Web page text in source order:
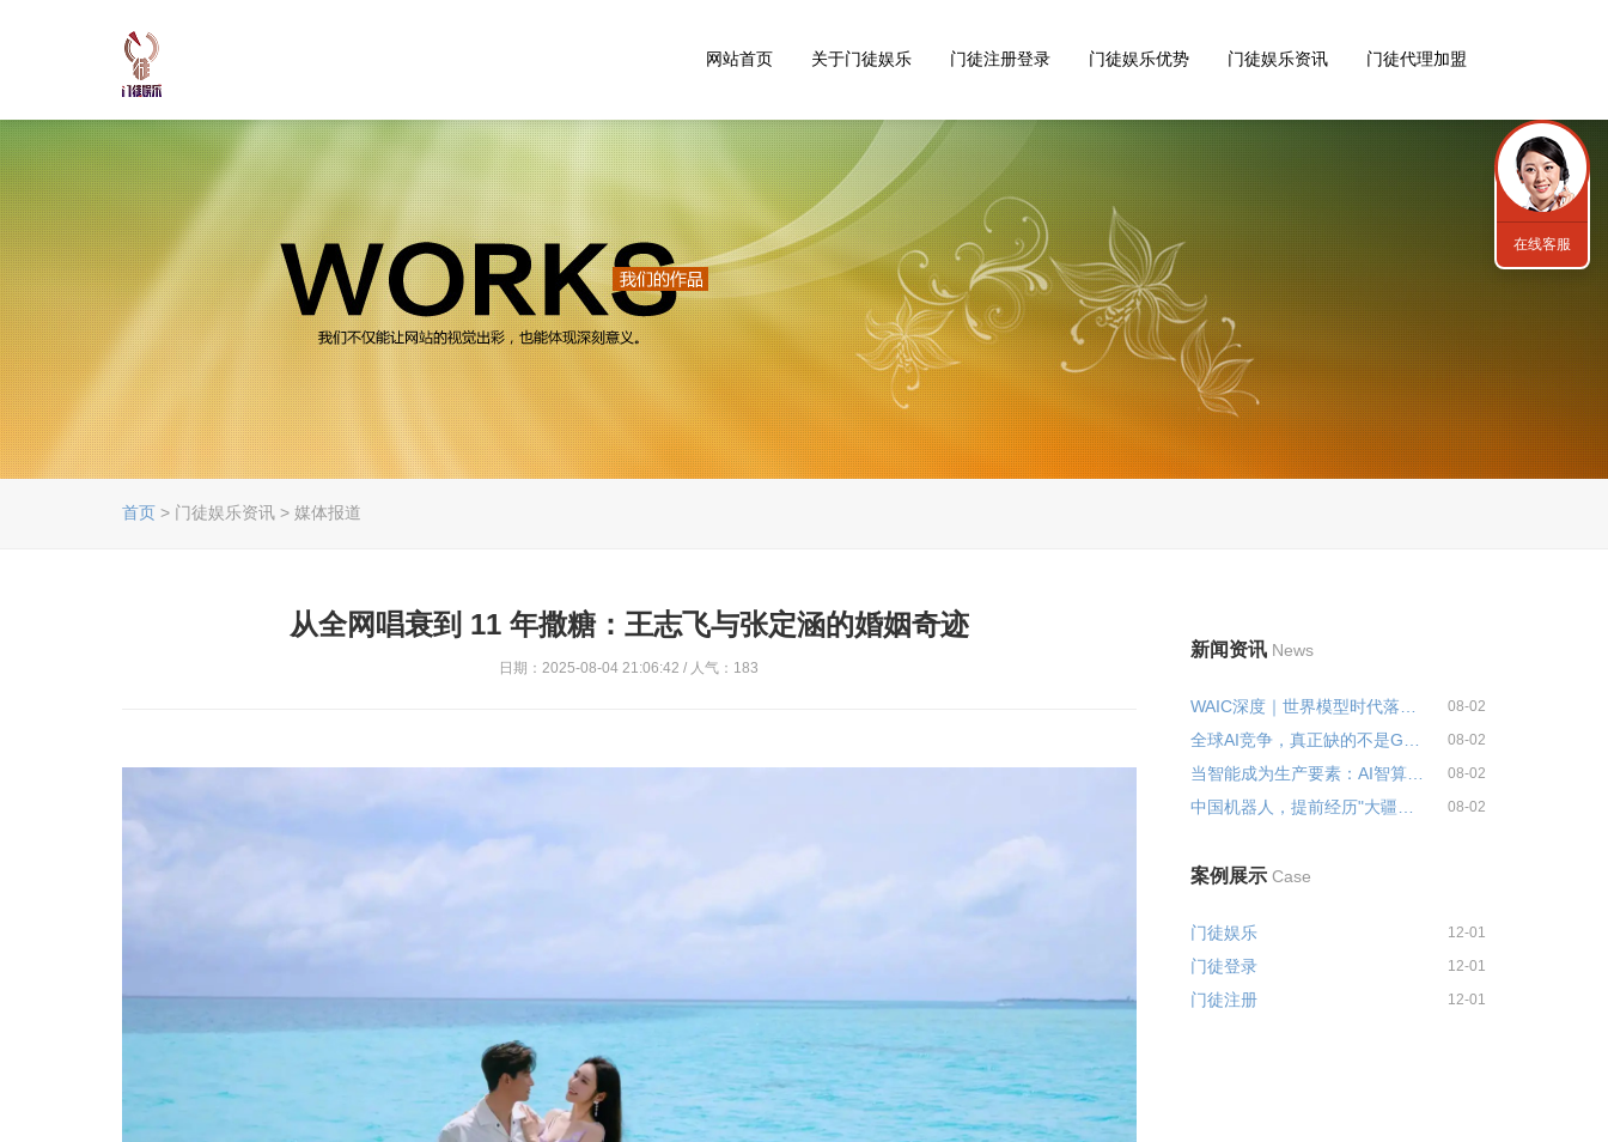
网站首页 关于门徒娱乐 门徒注册登录 门徒娱乐优势 门徒娱乐资讯 门徒代理加盟
首页 > 门徒娱乐资讯 > 媒体报道
从全网唱衰到 11 年撒糖：王志飞与张定涵的婚姻奇迹
日期：2025-08-04 21:06:42 / 人气：183
新闻资讯 News
08-02
08-02
当智能成为生产要素：AI智算、具... 08-02
08-02
案例展示 Case
门徒娱乐 12-01
门徒登录 12-01
门徒注册 12-01
在线客服